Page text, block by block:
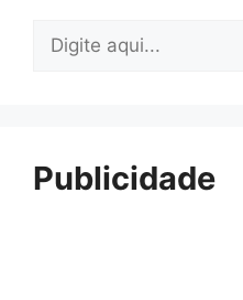
Publicidade